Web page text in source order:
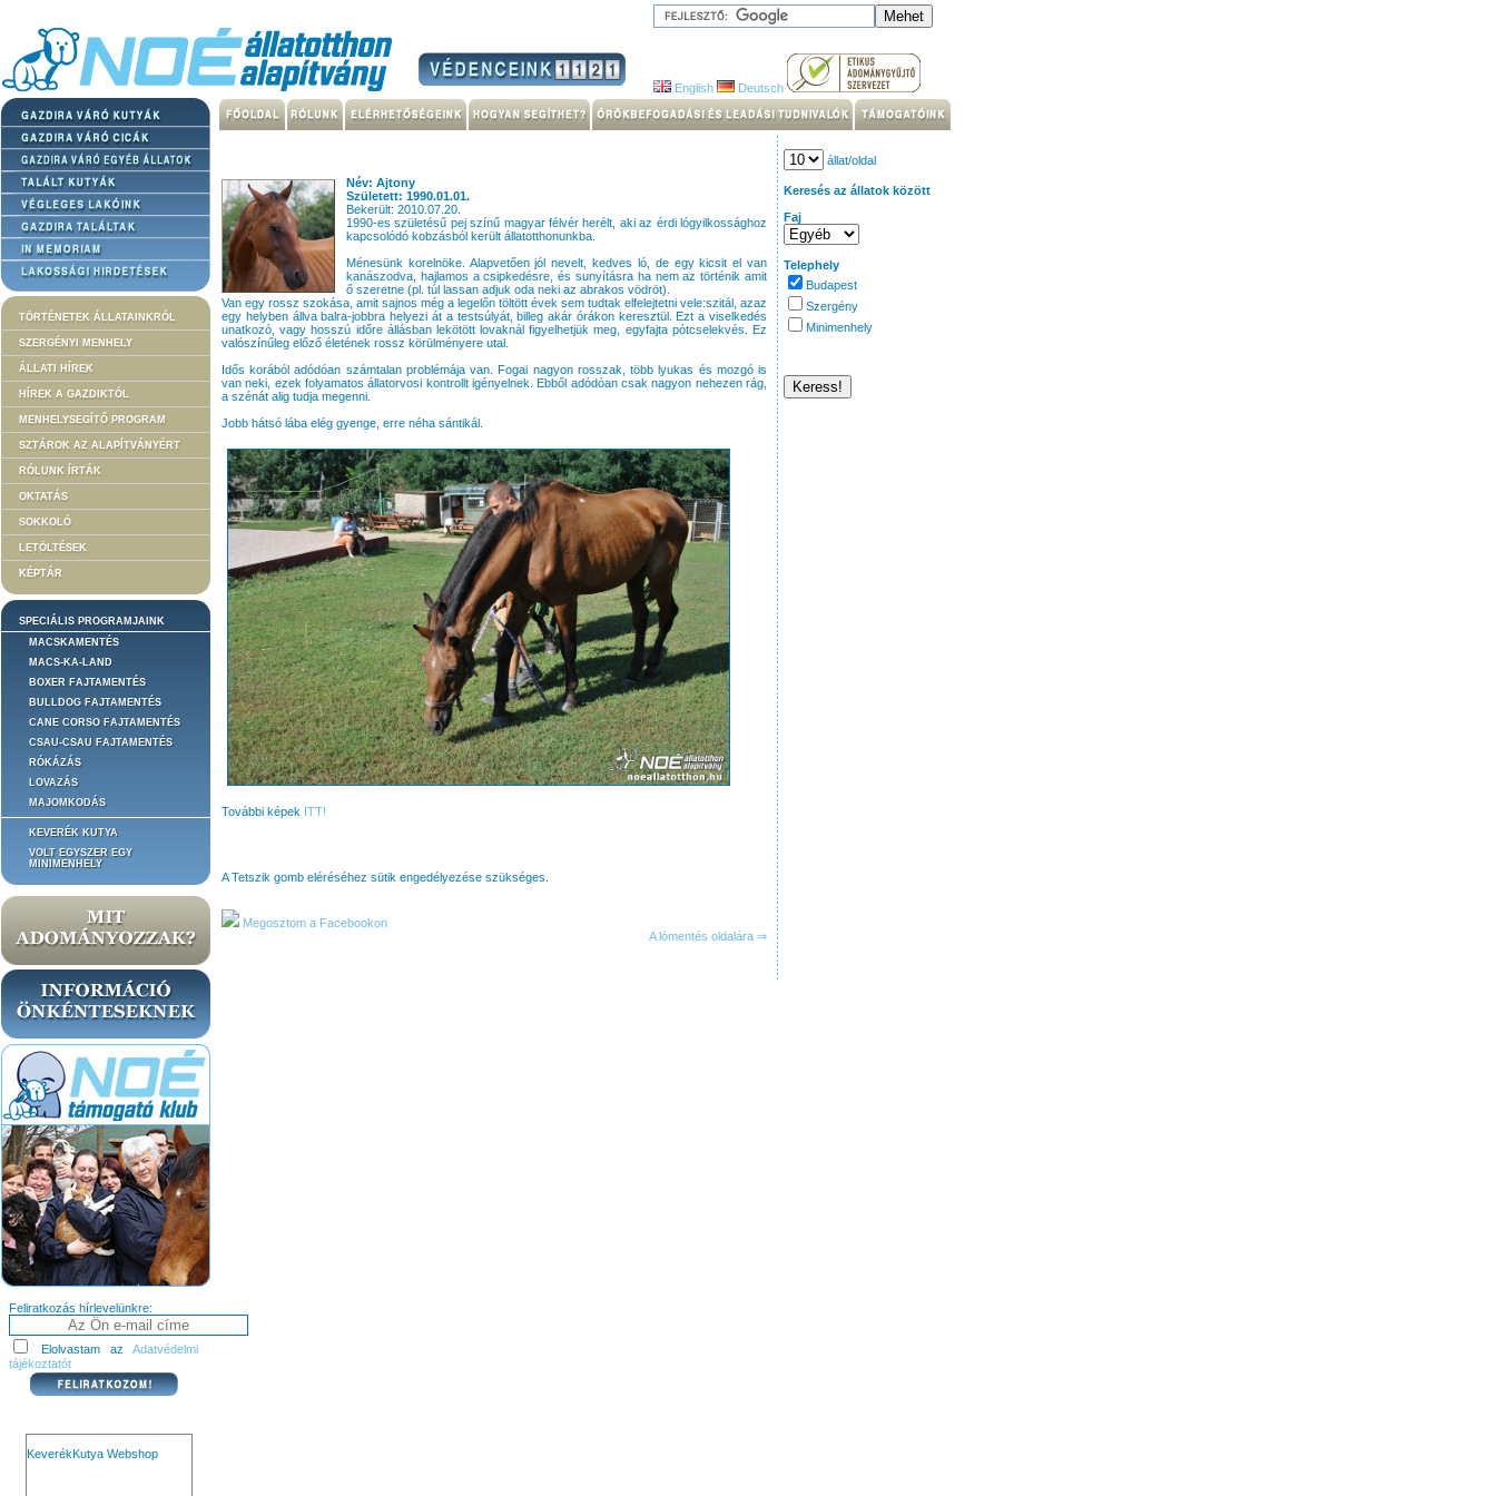
English Deutsch
TÖRTÉNETEK ÁLLATAINKRÓL
SZERGÉNYI MENHELY
ÁLLATI HÍREK
HÍREK A GAZDIKTÓL
MENHELYSEGÍTŐ PROGRAM
SZTÁROK AZ ALAPÍTVÁNYÉRT
RÓLUNK ÍRTÁK
OKTATÁS
SOKKOLÓ
LETÖLTÉSEK
KÉPTÁR
SPECIÁLIS PROGRAMJAINK
MACSKAMENTÉS
MACS-KA-LAND
BOXER FAJTAMENTÉS
BULLDOG FAJTAMENTÉS
CANE CORSO FAJTAMENTÉS
CSAU-CSAU FAJTAMENTÉS
RÓKÁZÁS
LOVAZÁS
MAJOMKODÁS
KEVERÉK KUTYA
VOLT EGYSZER EGY
MINIMENHELY
Feliratkozás hírlevelünkre:
Elolvastam az Adatvédelmi
tájékoztatót
KeverékKutya Webshop
Név: Ajtony
Született: 1990.01.01.
Bekerült: 2010.07.20.
1990-es születésű pej színű magyar félvér herélt, aki az érdi lógyilkossághoz
kapcsolódó kobzásból került állatotthonunkba.
Ménesünk korelnöke. Alapvetően jól nevelt, kedves ló, de egy kicsit el van
kanászodva, hajlamos a csipkedésre, és sunyításra ha nem az történik amit
ő szeretne (pl. túl lassan adjuk oda neki az abrakos vödröt).
Van egy rossz szokása, amit sajnos még a legelőn töltött évek sem tudtak elfelejtetni vele:szitál, azaz
egy helyben állva balra-jobbra helyezi át a testsúlyát, billeg akár órákon keresztül. Ezt a viselkedés
unatkozó, vagy hosszú időre állásban lekötött lovaknál figyelhetjük meg, egyfajta pótcselekvés. Ez
valószínűleg előző életének rossz körülményere utal.
Idős korából adódóan számtalan problémája van. Fogai nagyon rosszak, több lyukas és mozgó is
van neki, ezek folyamatos állatorvosi kontrollt igényelnek. Ebből adódóan csak nagyon nehezen rág,
a szénát alig tudja megenni.
Jobb hátsó lába elég gyenge, erre néha sántikál.
További képek ITT!
A Tetszik gomb eléréséhez sütik engedélyezése szükséges.
Megosztom a Facebookon
A lómentés oldalára ⇒
állat/oldal
Keresés az állatok között
Faj
Telephely
Budapest
Szergény
Minimenhely